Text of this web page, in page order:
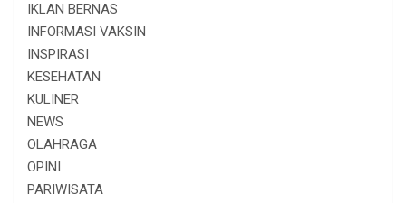
IKLAN BERNAS
INFORMASI VAKSIN
INSPIRASI
KESEHATAN
KULINER
NEWS
OLAHRAGA
OPINI
PARIWISATA